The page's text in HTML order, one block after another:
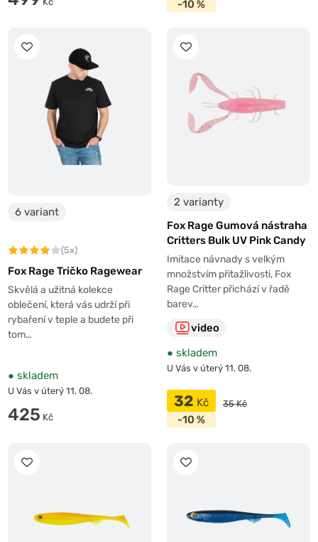
-10 %
6 variant
(5x)
Fox Rage Tričko Ragewear
Skvělá a užitná kolekce
oblečení, která vás udrží při
rybaření v teple a budete při
tom…
● skladem
U Vás v úterý 11. 08.
425 Kč
2 varianty
Fox Rage Gumová nástraha
Critters Bulk UV Pink Candy
Imitace návnady s velkým
množstvím přitažlivosti, Fox
Rage Critter přichází v řadě
barev…
video
● skladem
U Vás v úterý 11. 08.
32 Kč 35 Kč
-10 %